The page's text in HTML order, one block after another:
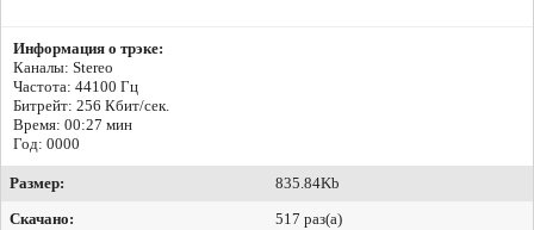
Информация о трэке:
Каналы: Stereo
Частота: 44100 Гц
Битрейт: 256 Кбит/сек.
Время: 00:27 мин
Год: 0000
Размер:
835.84Kb
Скачано:
517 раз(а)